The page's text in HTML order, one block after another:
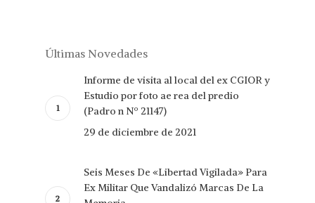
Últimas Novedades
Informe de visita al local del ex CGIOR y
Estudio por foto ae rea del predio
(Padro n Nº 21147)
29 de diciembre de 2021
Seis Meses De «Libertad Vigilada» Para
Ex Militar Que Vandalizó Marcas De La